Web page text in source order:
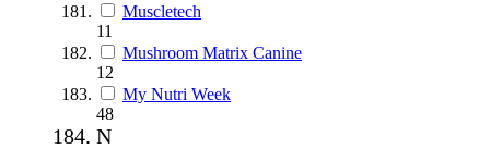
Muscletech
11
Mushroom Matrix Canine
12
My Nutri Week
48
N